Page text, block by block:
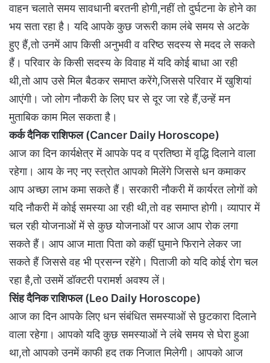
वाहन चलाते समय सावधानी बरतनी होगी,नहीं तो दुर्घटना के होने का
भय सता रहा है। यदि आपके कुछ जरूरी काम लंबे समय से अटके
हुए हैं,तो उनमें आप किसी अनुभवी व वरिष्ठ सदस्य से मदद ले सकते
हैं। परिवार के किसी सदस्य के विवाह में यदि कोई बाधा आ रही
थी,तो आप उसे मिल बैठकर समाप्त करेंगे,जिससे परिवार में खुशियां
आएंगी। जो लोग नौकरी के लिए घर से दूर जा रहे हैं,उन्हें मन
मुताबिक काम मिल सकता है।
कर्क दैनिक राशिफल (Cancer Daily Horoscope)
आज का दिन कार्यक्षेत्र में आपके पद व प्रतिष्ठा में वृद्धि दिलाने वाला
रहेगा। आय के नए नए स्त्रोत आपको मिलेंगे जिससे धन कमाकर
आप अच्छा लाभ कमा सकते हैं। सरकारी नौकरी में कार्यरत लोगों को
यदि नौकरी में कोई समस्या आ रही थी,तो वह समाप्त होगी। व्यापार में
चल रही योजनाओं में से कुछ योजनाओं पर आज आप रोक लगा
सकते हैं। आप आज माता पिता को कहीं घुमाने फिराने लेकर जा
सकते हैं जिससे वह भी प्रसन्न रहेंगे। पिताजी को यदि कोई रोग चल
रहा है,तो उसमें डॉक्टरी परामर्श अवश्य लें।
सिंह दैनिक राशिफल (Leo Daily Horoscope)
आज का दिन आपके लिए धन संबंधित समस्याओं से छुटकारा दिलाने
वाला रहेगा। आपको यदि कुछ समस्याओं ने लंबे समय से घेरा हुआ
था,तो आपको उनमें काफी हद तक निजात मिलेगी। आपको आज